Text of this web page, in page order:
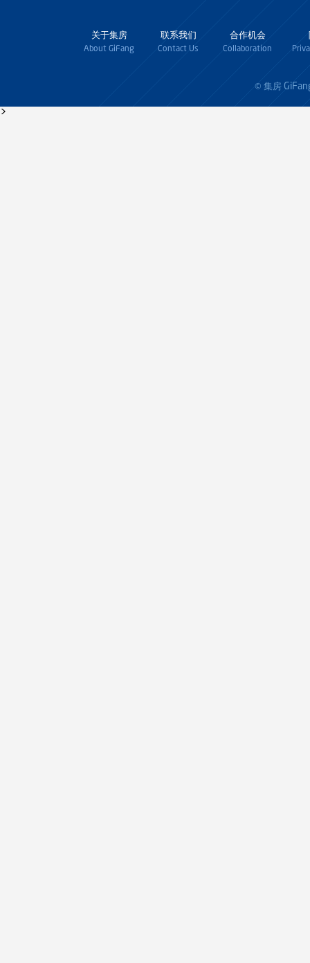
关于集房
About GiFang
联系我们
Contact Us
合作机会
Collaboration
© 集房
>